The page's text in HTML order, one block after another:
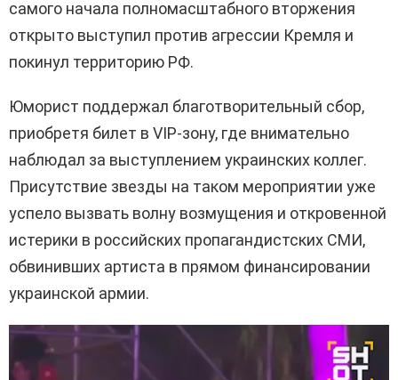
самого начала полномасштабного вторжения
открыто выступил против агрессии Кремля и
покинул территорию РФ.
Юморист поддержал благотворительный сбор,
приобретя билет в VIP-зону, где внимательно
наблюдал за выступлением украинских коллег.
Присутствие звезды на таком мероприятии уже
успело вызвать волну возмущения и откровенной
истерики в российских пропагандистских СМИ,
обвинивших артиста в прямом финансировании
украинской армии.
В
и